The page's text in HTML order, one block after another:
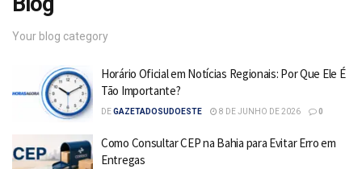
Your blog category
Horário Oficial em Notícias Regionais: Por Que Ele É
Tão Importante?
DEGAZETADOSUDOESTE 8 DE JUNHO DE 2026 0
Como Consultar CEP na Bahia para Evitar Erro em
Entregas